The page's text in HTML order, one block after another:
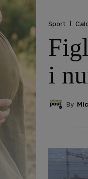
Sport
i
By